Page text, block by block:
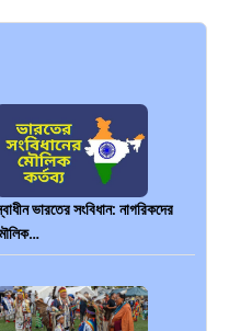
ভারতের সংবিধান: নাগরিকদের